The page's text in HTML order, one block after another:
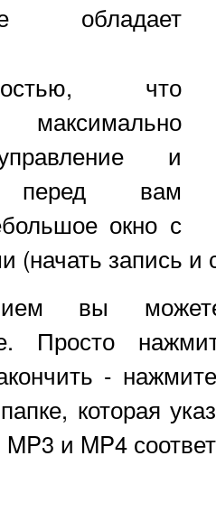
что
и
перед вам
окно с
(начать запись и
вы можете
Просто
-
которая
и MP4